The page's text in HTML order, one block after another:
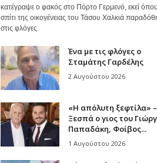
κατέγραψε ο φακός στο Πόρτο Γερμενό, εκεί
σπίτι της οικογένειας του Τάσου Χαλκιά
στις φλόγες.
Ένα με τις φλόγες ο
Σταμάτης Γαρδέλης
2 Αυγούστου 2026
«Η απόλυτη ξεφτίλα» –
Ξεσπά ο γιος του
Παπαδάκη, Φοίβος...
1 Αυγούστου 2026